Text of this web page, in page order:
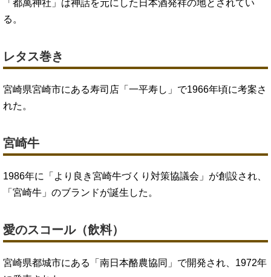
「都萬神社」は神話を元にした日本酒発祥の地とされてい
る。
レタス巻き
宮崎県宮崎市にある寿司店「一平寿し」で1966年頃に考案さ
れた。
宮崎牛
1986年に「より良き宮崎牛づくり対策協議会」が創設され、
「宮崎牛」のブランドが誕生した。
愛のスコール（飲料）
宮崎県都城市にある「南日本酪農協同」で開発され、1972年